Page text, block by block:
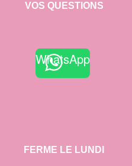
VOS QUESTIONS
WhatsApp
FERME LE LUNDI